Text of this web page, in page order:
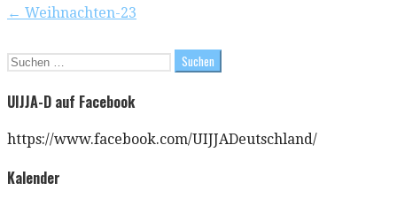
Beitragsnavigation
← Weihnachten-23
Suchen
UIJJA-D auf Facebook
https://www.facebook.com/UIJJADeutschland/
Kalender